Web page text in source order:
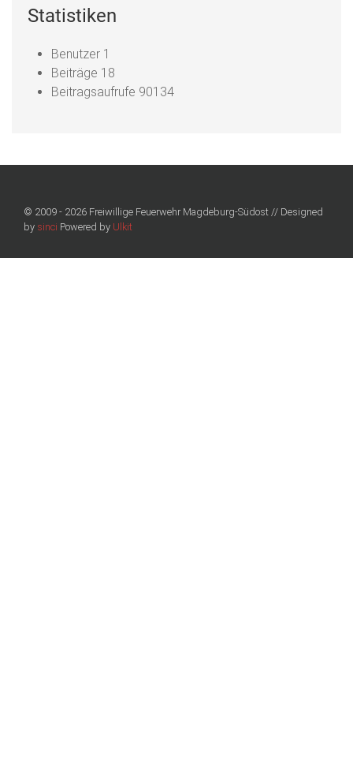
Statistiken
Benutzer 1
Beiträge 18
Beitragsaufrufe 90134
© 2009 - 2026 Freiwillige Feuerwehr Magdeburg-Südost // Designed
by sinci Powered by Ulkit